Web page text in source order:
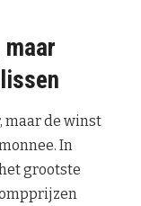
maar de winst
In
grootste